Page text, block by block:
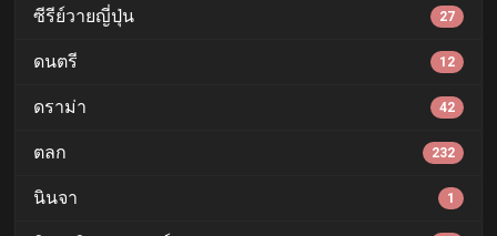
ซีรีย์วายญี่ปุ่น 27
ดนตรี 12
ดราม่า 42
ตลก 232
นินจา 1